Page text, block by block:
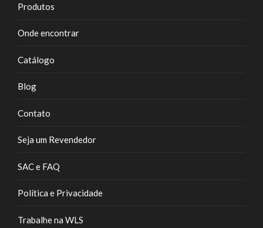
Produtos
Onde encontrar
Catálogo
Blog
Contato
Seja um Revendedor
SAC e FAQ
Política e Privacidade
Trabalhe na WLS